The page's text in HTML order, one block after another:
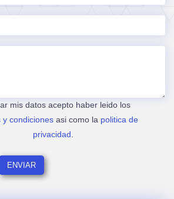
mis datos acepto haber leido los
y condicionesasi como la politica de
privacidad